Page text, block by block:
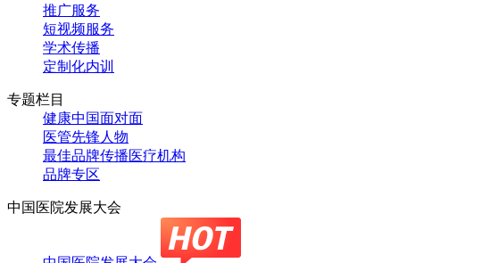
推广服务
短视频服务
学术传播
定制化内训
专题栏目
健康中国面对面
医管先锋人物
最佳品牌传播医疗机构
品牌专区
中国医院发展大会